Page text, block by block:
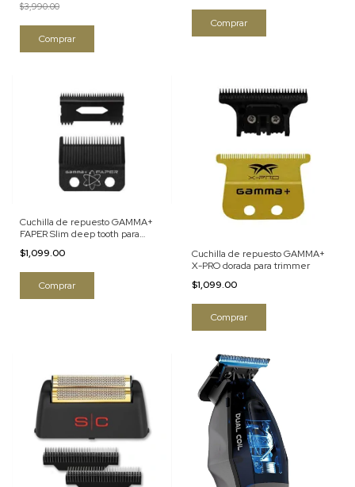
$3,990.00
Cuchilla de repuesto GAMMA+
FAPER Slim deep tooth para
$1,099.00
Cuchilla de repuesto GAMMA+
X-PRO dorada para trimmer
$1,099.00